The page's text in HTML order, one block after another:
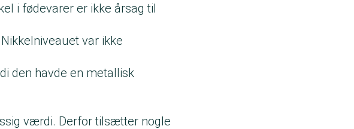
i fødevarer er ikke årsag til
var ikke
den havde en metallisk
værdi. Derfor tilsætter nogle